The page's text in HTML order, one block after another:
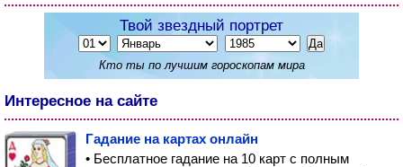
Твой звездный портрет
Кто ты по лучшим гороскопам мира
Интересное на сайте
Гадание на картах онлайн
• Бесплатное гадание на 10 карт с полным